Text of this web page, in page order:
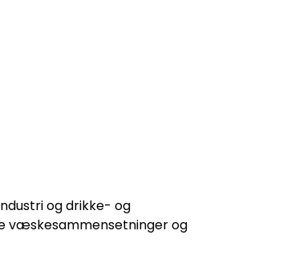
og drikke- og
væskesammensetninger og